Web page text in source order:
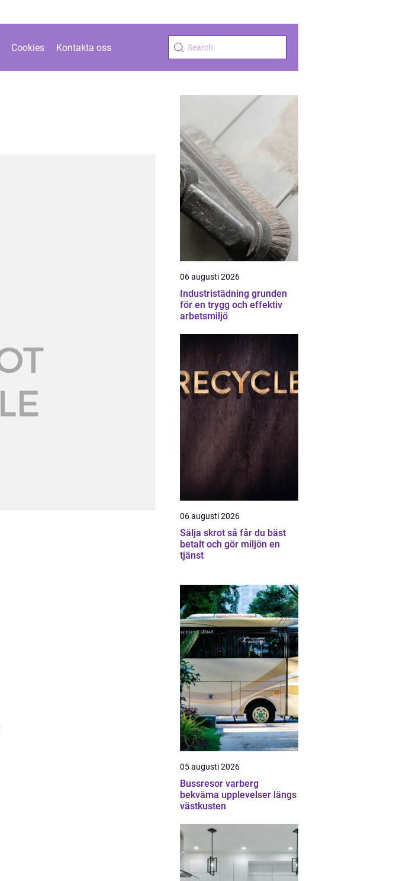
Cookies Kontakta oss
06 augusti 2026
Industristädning grunden
för en trygg och effektiv
arbetsmiljö
06 augusti 2026
Sälja skrot så får du bäst
betalt och gör miljön en
tjänst
05 augusti 2026
Bussresor varberg
bekväma upplevelser längs
västkusten